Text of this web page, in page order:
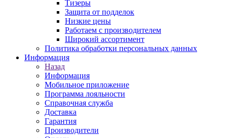
Тизеры
Защита от подделок
Низкие цены
Работаем с производителем
Широкий ассортимент
Политика обработки персональных данных
Информация
Назад
Информация
Мобильное приложение
Программа лояльности
Справочная служба
Доставка
Гарантия
Производители